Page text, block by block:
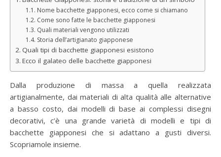
Nome bacchette giapponesi, ecco come si chiamano
Come sono fatte le bacchette giapponesi
Quali materiali vengono utilizzati
Storia dell’artigianato giapponese
Quali tipi di bacchette giapponesi esistono
Ecco il galateo delle bacchette giapponesi
Dalla produzione di massa a quella realizzata
artigianalmente, dai materiali di alta qualità alle alternative
a basso costo, dai modelli di base ai complessi disegni
decorativi, c’è una grande varietà di modelli e tipi di
bacchette giapponesi che si adattano a gusti diversi.
Scopriamole insieme.